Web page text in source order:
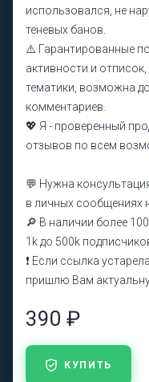
использовался, не
теневых банов.
⚠️ Гарантированные
активности и
тематики, возможна
комментариев.
💖 Я - проверенный
отзывов по всем
💬 Нужна
в личных сообщениях
🔎 В наличии более
1k до 500k
❗️ Если ссылка
пришлю Вам
390 ₽
КУПИТЬ